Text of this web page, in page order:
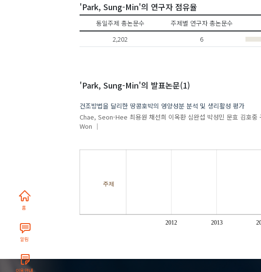
홈
알림
'Park, Sung-Min'의 연구자 점유율
동일주제 총논문수 주제별 연구자 총논문수
2,202
6
'Park, Sung-Min'의 발표논문(1)
건조방법을 달리한 땅콩호박의 영양성분 분석 및 생리활성 평가
Chae, Seon-Hee 최용원 채선희 이옥환 심완섭 박성민 문효 김호중
Won
주제
2012 2013